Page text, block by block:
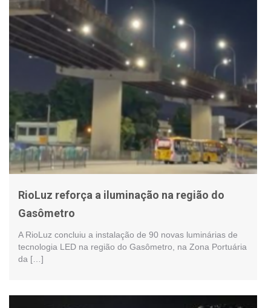
RioLuz reforça a iluminação na região do
Gasômetro
A RioLuz concluiu a instalação de 90 novas luminárias de
tecnologia LED na região do Gasômetro, na Zona Portuária
da […]